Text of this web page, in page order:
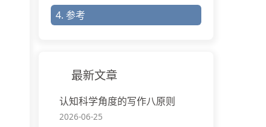
4. 参考
最新文章
认知科学角度的写作八原则
2026-06-25